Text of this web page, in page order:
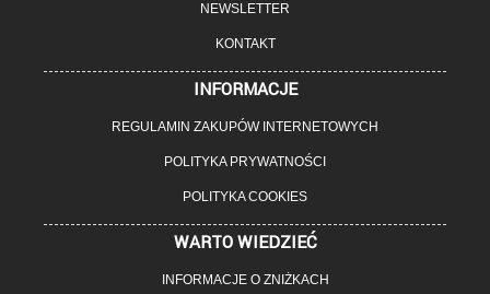
NEWSLETTER
KONTAKT
INFORMACJE
REGULAMIN ZAKUPÓW INTERNETOWYCH
POLITYKA PRYWATNOŚCI
POLITYKA COOKIES
WARTO WIEDZIEĆ
INFORMACJE O ZNIŻKACH